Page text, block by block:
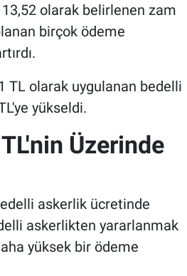
olarak belirlenen zam
birçok ödeme
TL olarak uygulanan bedelli
yükseldi.
Üzerinde
askerlik ücretinde
askerlikten yararlanmak
yüksek bir ödeme